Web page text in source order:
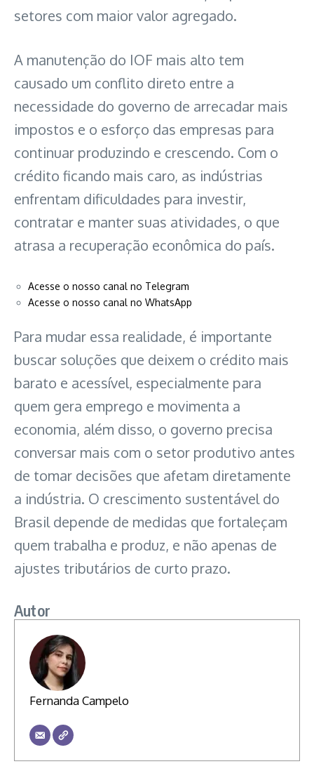
setores com maior valor agregado.
A manutenção do IOF mais alto tem
causado um conflito direto entre a
necessidade do governo de arrecadar mais
impostos e o esforço das empresas para
continuar produzindo e crescendo. Com o
crédito ficando mais caro, as indústrias
enfrentam dificuldades para investir,
contratar e manter suas atividades, o que
atrasa a recuperação econômica do país.
Acesse o nosso canal no Telegram
Acesse o nosso canal no WhatsApp
Para mudar essa realidade, é importante
buscar soluções que deixem o crédito mais
barato e acessível, especialmente para
quem gera emprego e movimenta a
economia, além disso, o governo precisa
conversar mais com o setor produtivo antes
de tomar decisões que afetam diretamente
a indústria. O crescimento sustentável do
Brasil depende de medidas que fortaleçam
quem trabalha e produz, e não apenas de
ajustes tributários de curto prazo.
Autor
Fernanda Campelo